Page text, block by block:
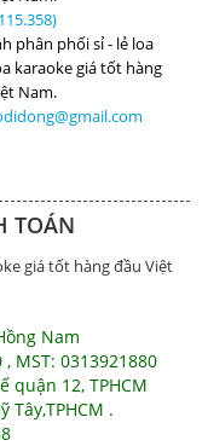
TOÁN
Nam
MST: 0313921880
quận 12, TPHCM
Tây,TPHCM .